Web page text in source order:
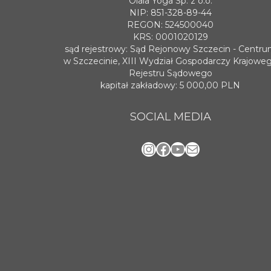
NIP: 851-328-89-44
REGON: 524500040
KRS: 0001020129
sąd rejestrowy: Sąd Rejonowy Szczecin -
w Szczecinie, XIII Wydział Gospodarczy
Rejestru Sądowego
kapitał zakładowy: 5 000,00 PLN
SOCIAL MEDIA
Instagram
Facebook
YouTube
Mail